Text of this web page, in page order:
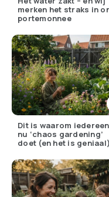
merken het straks in
portemonnee
Dit is waarom iedereen
nu ‘chaos gardening’
doet (en het is geniaal)